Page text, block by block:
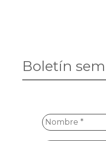
Boletín